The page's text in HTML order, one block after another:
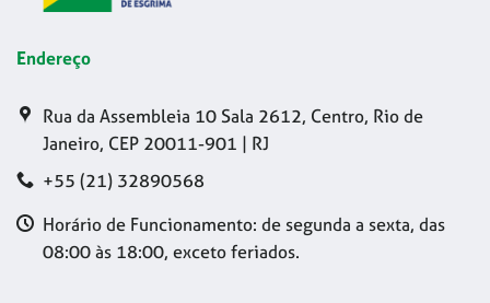
Endereço
Rua da Assembleia 10 Sala 2612, Centro, Rio de
Janeiro, CEP 20011-901 | RJ
+55 (21) 32890568
Horário de Funcionamento: de segunda a sexta, das
08:00 às 18:00, exceto feriados.